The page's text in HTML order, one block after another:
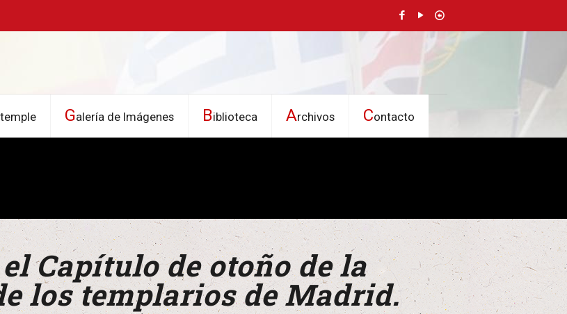
Galería de Imágenes Biblioteca Archivos Contacto
Capítulo de otoño de la
los templarios de Madrid.